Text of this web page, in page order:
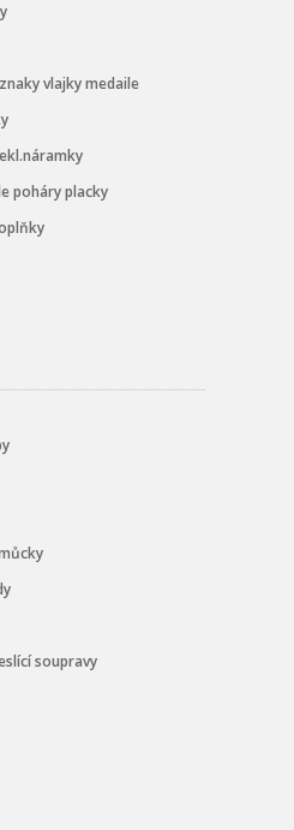
vlajky medaile
poháry placky
soupravy